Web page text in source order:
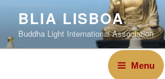
BLIA LISBOA
Buddha Light International Association
Menu